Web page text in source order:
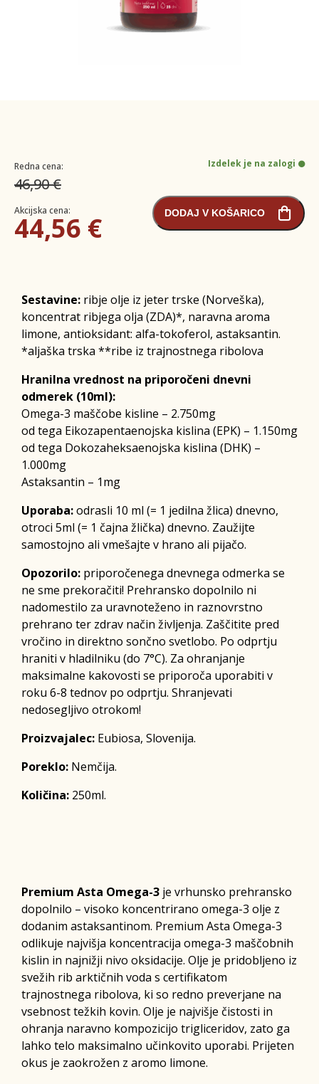
Redna cena:
46,90 €
Akcijska cena:
44,56 €
Izdelek je na zalogi
DODAJ V KOŠARICO
Sestavine: ribje olje iz jeter trske (Norveška),
koncentrat ribjega olja (ZDA)*, naravna aroma
limone, antioksidant: alfa-tokoferol, astaksantin.
*aljaška trska **ribe iz trajnostnega ribolova
Hranilna vrednost na priporočeni dnevni
odmerek (10ml):
Omega-3 maščobe kisline – 2.750mg
od tega Eikozapentaenojska kislina (EPK) – 1.150mg
od tega Dokozaheksaenojska kislina (DHK) –
1.000mg
Astaksantin – 1mg
Uporaba:odrasli 10 ml (= 1 jedilna žlica) dnevno,
otroci 5ml (= 1 čajna žlička) dnevno. Zaužijte
samostojno ali vmešajte v hrano ali pijačo.
Opozorilo: priporočenega dnevnega odmerka se
ne sme prekoračiti! Prehransko dopolnilo ni
nadomestilo za uravnoteženo in raznovrstno
prehrano ter zdrav način življenja. Zaščitite pred
vročino in direktno sončno svetlobo. Po odprtju
hraniti v hladilniku (do 7°C). Za ohranjanje
maksimalne kakovosti se priporoča uporabiti v
roku 6-8 tednov po odprtju. Shranjevati
nedosegljivo otrokom!
Proizvajalec: Eubiosa, Slovenija.
Poreklo: Nemčija.
Količina: 250ml.
Premium Asta Omega-3 je vrhunsko prehransko
dopolnilo – visoko koncentrirano omega-3 olje z
dodanim astaksantinom. Premium Asta Omega-3
odlikuje najvišja koncentracija omega-3 maščobnih
kislin in najnižji nivo oksidacije. Olje je pridobljeno iz
svežih rib arktičnih voda s certifikatom
trajnostnega ribolova, ki so redno preverjane na
vsebnost težkih kovin. Olje je najvišje čistosti in
ohranja naravno kompozicijo trigliceridov, zato ga
lahko telo maksimalno učinkovito uporabi. Prijeten
okus je zaokrožen z aromo limone.